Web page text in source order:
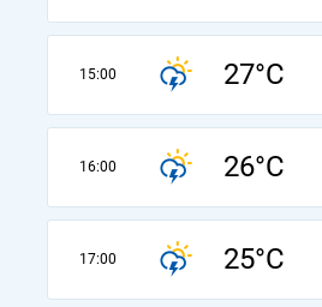
15:00 27°C
16:00 26°C
17:00 25°C